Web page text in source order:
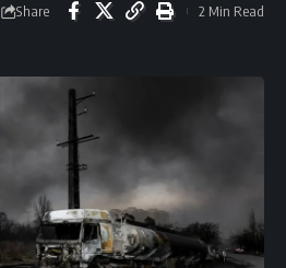
Share 2 Min Read